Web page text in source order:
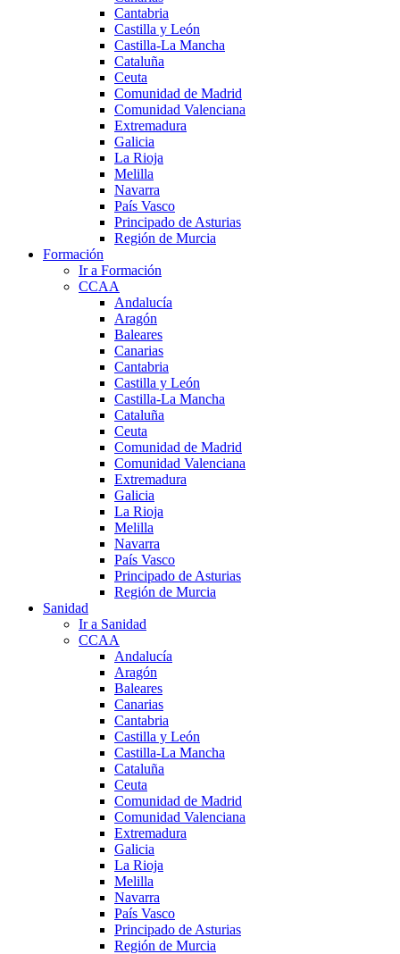
Cantabria
Castilla y León
Castilla-La Mancha
Cataluña
Ceuta
Comunidad de Madrid
Comunidad Valenciana
Extremadura
Galicia
La Rioja
Melilla
Navarra
País Vasco
Principado de Asturias
Región de Murcia
Formación
Ir a Formación
CCAA
Andalucía
Aragón
Baleares
Canarias
Cantabria
Castilla y León
Castilla-La Mancha
Cataluña
Ceuta
Comunidad de Madrid
Comunidad Valenciana
Extremadura
Galicia
La Rioja
Melilla
Navarra
País Vasco
Principado de Asturias
Región de Murcia
Sanidad
Ir a Sanidad
CCAA
Andalucía
Aragón
Baleares
Canarias
Cantabria
Castilla y León
Castilla-La Mancha
Cataluña
Ceuta
Comunidad de Madrid
Comunidad Valenciana
Extremadura
Galicia
La Rioja
Melilla
Navarra
País Vasco
Principado de Asturias
Región de Murcia